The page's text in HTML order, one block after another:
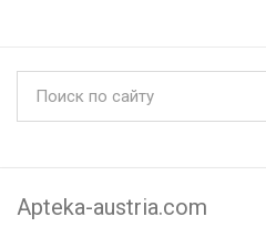
Apteka-austria.com